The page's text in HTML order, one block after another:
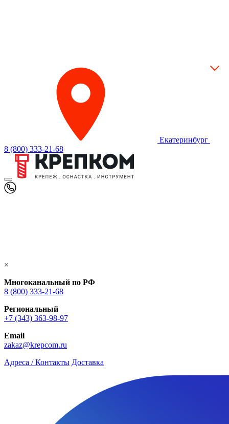
Екатеринбург
8 (800) 333-21-68
×
Многоканальный по РФ
8 (800) 333‑21-68
Региональный
+7 (343) 363-98-97
Email
zakaz@krepcom.ru
Адреса / Контакты Доставка